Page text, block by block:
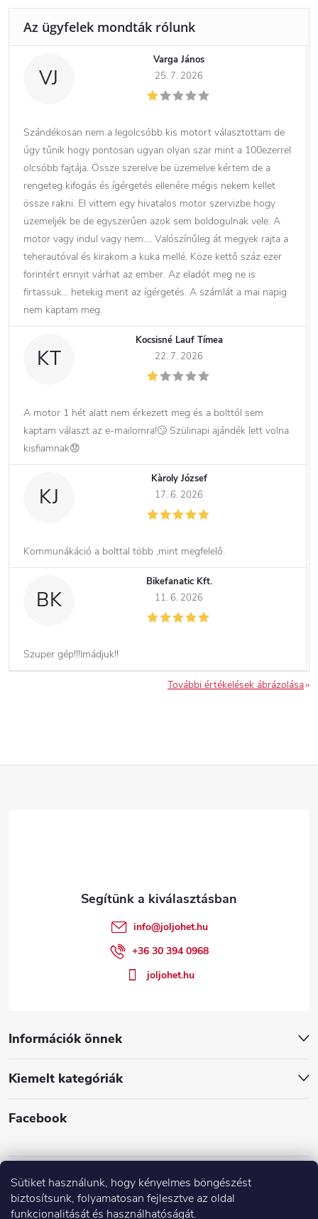
Sütiket használunk, hogy kényelmes böngészést
biztosítsunk, folyamatosan fejlesztve az oldal
funkcionalitását és használhatóságát.
VJ
Varga János
25. 7. 2026
Szándékosan nem a legolcsóbb kis motort választottam de
úgy tűnik hogy pontosan ugyan olyan szar mint a 100ezerrel
olcsóbb fajtája. Össze szerelve be üzemelve kértem de a
rengeteg kifogás és ígérgetés ellenére mégis nekem kellet
össze rakni. El vittem egy hivatalos motor szervizbe hogy
üzemeljék be de egyszerűen azok sem boldogulnak vele. A
motor vagy indul vagy nem…. Valószínűleg át megyek rajta a
teherautóval és kirakom a kuka mellé. Köze kettő száz ezer
forintért ennyit várhat az ember. Az eladót meg ne is
firtassuk… hetekig ment az ígérgetés. A számlát a mai napig
nem kaptam meg.
KT
Kocsisné Lauf Tímea
22. 7. 2026
A motor 1 hét alatt nem érkezett meg és a bolttól sem
kaptam választ az e-mailomra!🙄 Szülinapi ajándék lett volna
kisfiamnak😞
KJ
Kàroly József
17. 6. 2026
Kommunákáció a bolttal több ,mint megfelelő.
BK
Bikefanatic Kft.
11. 6. 2026
Szuper gép!!!Imádjuk!!
További értékelések ábrázolása
Információk önnek
Kiemelt kategóriák
Facebook
info@joljohet.hu
+36 30 394 0968
joljohet.hu
Árak és paraméterek összehasonlítása az Árukeresőn